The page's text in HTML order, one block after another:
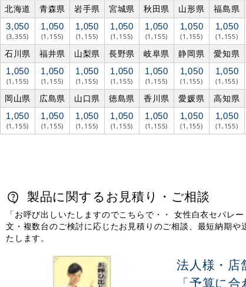
北海道
青森県 岩手県 宮城県 秋田県 山形県 福島県
3,050
(3,355)
1,050
(1,155)
1,050
(1,155)
1,050
(1,155)
1,050
(1,155)
1,050
(1,155)
1,050
(1,155)
石川県 福井県 山梨県 長野県 岐阜県 静岡県 愛知県
1,050
(1,155)
1,050
(1,155)
1,050
(1,155)
1,050
(1,155)
1,050
(1,155)
1,050
(1,155)
1,050
(1,155)
岡山県 広島県 山口県 徳島県 香川県 愛媛県 高知県
1,050
(1,155)
1,050
(1,155)
1,050
(1,155)
1,050
(1,155)
1,050
(1,155)
1,050
(1,155)
1,050
(1,155)
製品に関するお見積り・ご相談
「お呼び出しいたしますのでこちらで・・ 女性白衣セパレ
文・複数台のご検討に応じたお見積りのご相談、最短納期
たします。
法人様・店
「予算に